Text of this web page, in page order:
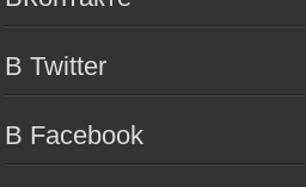
В Twitter
В Facebook